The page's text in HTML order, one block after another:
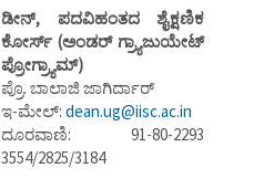
ಡೀನ್, ಪದವಿಹಂತದ ಶೈಕ್ಷಣಿಕ
ಕೋರ್ಸ್ (ಅಂಡರ್ ಗ್ರ್ಯಾಜುಯೇಟ್
ಪ್ರೋಗ್ರ್ಯಾಮ್)
ಪ್ರೊ. ಬಾಲಾಜಿ ಜಾಗಿರ್ದಾರ್
ಇ-ಮೇಲ್: dean.ug@iisc.ac.in
ದೂರವಾಣಿ: 91-80-2293
3554/2825/3184